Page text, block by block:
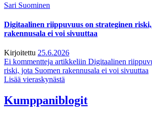
Sari Suominen
Digitaalinen riippuvuus on strateginen
rakennusala ei voi sivuuttaa
Kirjoitettu 25.6.2026
Ei kommentteja artikkeliin Digitaalinen
riski, jota Suomen rakennusala ei voi sivuuttaa
Lisää vieraskynästä
Kumppaniblogit